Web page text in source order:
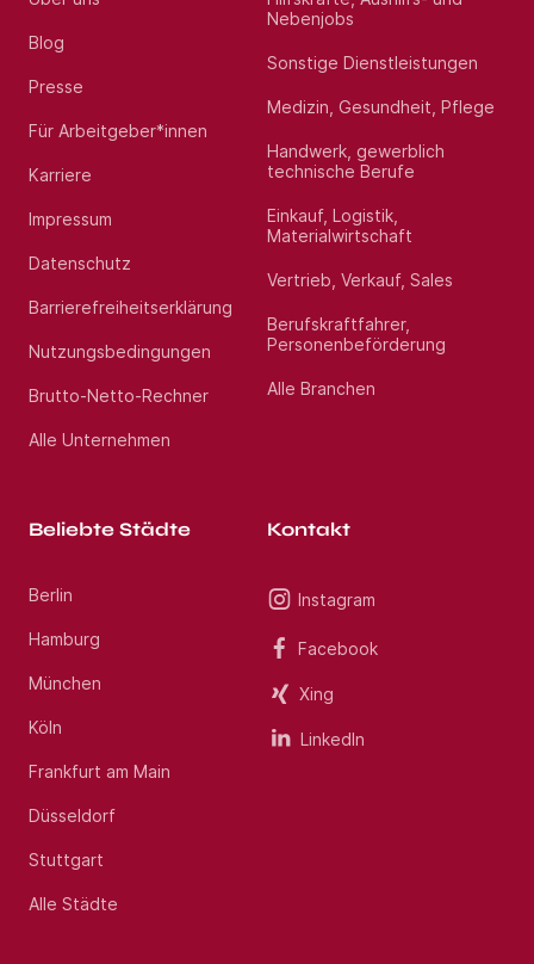
Blog
Presse
Für Arbeitgeber*innen
Karriere
Impressum
Datenschutz
Barrierefreiheitserklärung
Nutzungsbedingungen
Brutto-Netto-Rechner
Alle Unternehmen
Nebenjobs
Sonstige Dienstleistungen
Medizin, Gesundheit, Pflege
Handwerk, gewerblich
technische Berufe
Einkauf, Logistik,
Materialwirtschaft
Vertrieb, Verkauf, Sales
Berufskraftfahrer,
Personenbeförderung
Alle Branchen
Beliebte Städte
Berlin
Hamburg
München
Köln
Frankfurt am Main
Düsseldorf
Stuttgart
Alle Städte
Kontakt
Instagram
Facebook
Xing
LinkedIn